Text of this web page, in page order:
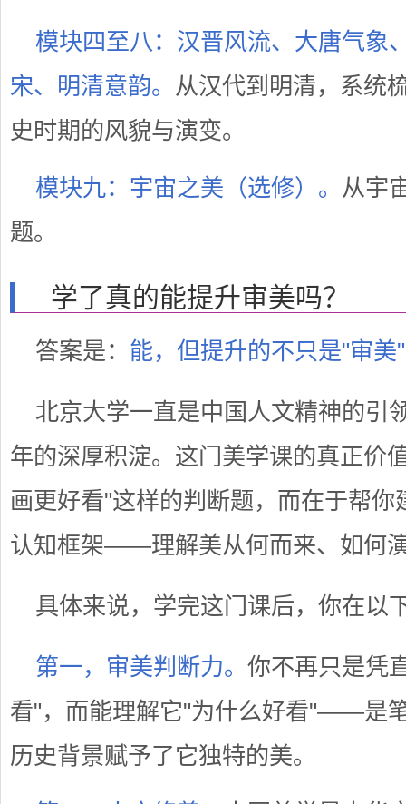
模块四至八：汉晋风流、大唐气象
宋、明清意韵。 从汉代到明清，系统
史时期的风貌与演变。
模块九：宇宙之美（选修）。 从宇
题。
学了真的能提升审美吗？
答案是： 能，但提升的不只是"审美
北京大学一直是中国人文精神的引
年的深厚积淀。这门美学课的真正价
画更好看"这样的判断题，而在于帮你
认知框架——理解美从何而来、如何
具体来说，学完这门课后，你在以
第一，审美判断力。 你不再只是凭
看"，而能理解它"为什么好看"——是
历史背景赋予了它独特的美。